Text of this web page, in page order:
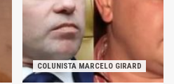
COLUNISTA MARCELO GIRARD